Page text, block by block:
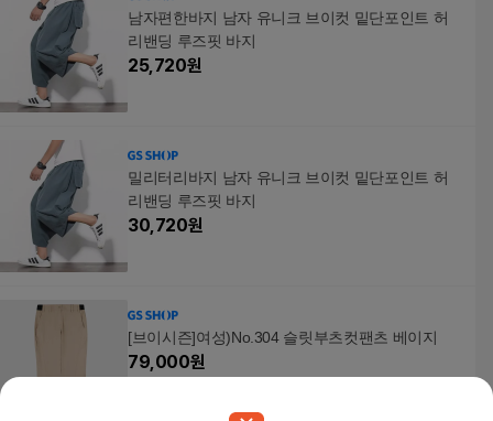
남자편한바지 남자 유니크 브이컷 밑단포인트 허
리밴딩 루즈핏 바지
25,720원
밀리터리바지 남자 유니크 브이컷 밑단포인트 허
리밴딩 루즈핏 바지
30,720원
[브이시즌]여성)No.304 슬릿부츠컷팬츠 베이지
79,000원